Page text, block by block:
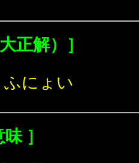
正解）］
にょい
味 ］